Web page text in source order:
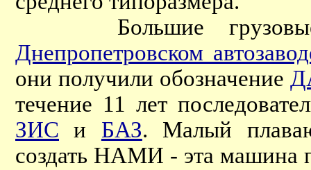
Большие грузовые
Днепропетровском
они получили обозначение
течение 11 лет
ЗИС и БАЗ. Малый
создать НАМИ - эта машина